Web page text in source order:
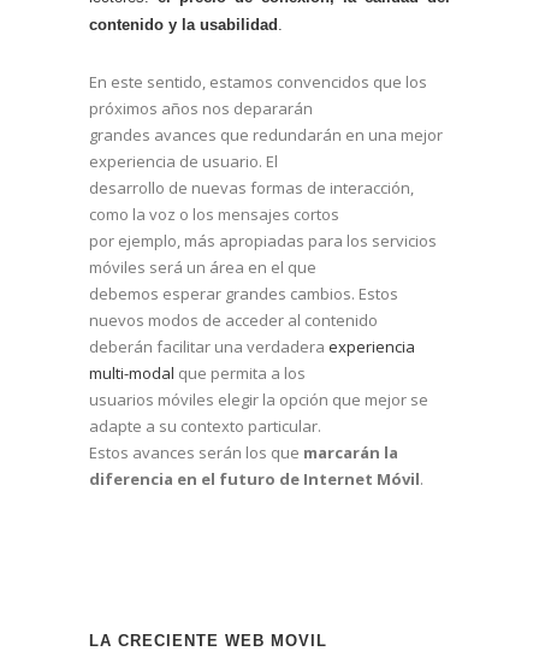
contenido y la usabilidad .
En este sentido, estamos convencidos que los
próximos años nos depararán
grandes avances que redundarán en una mejor
experiencia de usuario. El
desarrollo de nuevas formas de interacción,
como la voz o los mensajes cortos
por ejemplo, más apropiadas para los servicios
móviles será un área en el que
debemos esperar grandes cambios. Estos
nuevos modos de acceder al contenido
deberán facilitar una verdadera experiencia
multi-modal que permita a los
usuarios móviles elegir la opción que mejor se
adapte a su contexto particular.
Estos avances serán los que marcarán la
diferencia en el futuro de Internet Móvil.
LA CRECIENTE WEB MOVIL